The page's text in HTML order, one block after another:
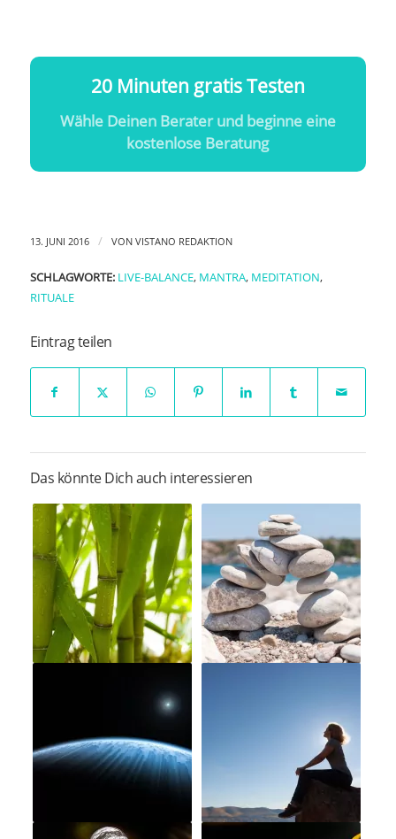
20 Minuten gratis Testen
Wähle Deinen Berater und beginne eine
kostenlose Beratung
13. JUNI 2016 / VON VISTANO REDAKTION
SCHLAGWORTE: LIVE-BALANCE, MANTRA, MEDITATION,
RITUALE
Eintrag teilen
Das könnte Dich auch interessieren